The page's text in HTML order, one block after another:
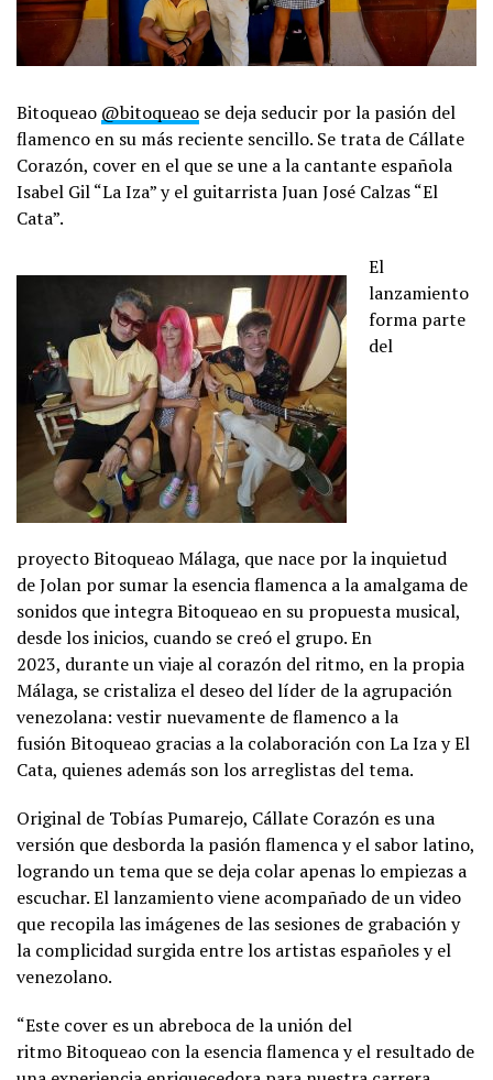
Bitoqueao @bitoqueao se deja seducir por la pasión del
flamenco en su más reciente sencillo. Se trata de Cállate
Corazón, cover en el que se une a la cantante española
Isabel Gil “La Iza” y el guitarrista Juan José Calzas “El
Cata”.
El
lanzamiento
forma parte
del
proyecto Bitoqueao Málaga, que nace por la inquietud
de Jolan por sumar la esencia flamenca a la amalgama de
sonidos que integra Bitoqueao en su propuesta musical,
desde los inicios, cuando se creó el grupo. En
2023, durante un viaje al corazón del ritmo, en la propia
Málaga, se cristaliza el deseo del líder de la agrupación
venezolana: vestir nuevamente de flamenco a la
fusión Bitoqueao gracias a la colaboración con La Iza y El
Cata, quienes además son los arreglistas del tema.
Original de Tobías Pumarejo, Cállate Corazón es una
versión que desborda la pasión flamenca y el sabor latino,
logrando un tema que se deja colar apenas lo empiezas a
escuchar. El lanzamiento viene acompañado de un video
que recopila las imágenes de las sesiones de grabación y
la complicidad surgida entre los artistas españoles y el
venezolano.
“Este cover es un abreboca de la unión del
ritmo Bitoqueao con la esencia flamenca y el resultado de